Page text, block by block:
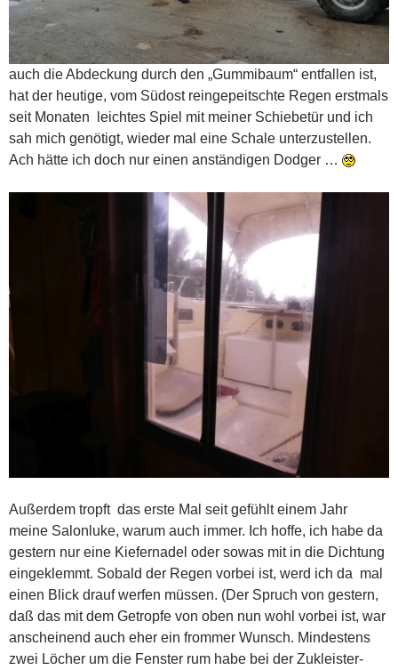
auch die Abdeckung durch den „Gummibaum“ entfallen ist,
hat der heutige, vom Südost reingepeitschte Regen erstmals
seit Monaten leichtes Spiel mit meiner Schiebetür und ich
sah mich genötigt, wieder mal eine Schale unterzustellen.
Ach hätte ich doch nur einen anständigen Dodger …
Außerdem tropft das erste Mal seit gefühlt einem Jahr
meine Salonluke, warum auch immer. Ich hoffe, ich habe da
gestern nur eine Kiefernadel oder sowas mit in die Dichtung
eingeklemmt. Sobald der Regen vorbei ist, werd ich da mal
einen Blick drauf werfen müssen. (Der Spruch von gestern,
daß das mit dem Getropfe von oben nun wohl vorbei ist, war
anscheinend auch eher ein frommer Wunsch. Mindestens
zwei Löcher um die Fenster rum habe bei der Zukleister-